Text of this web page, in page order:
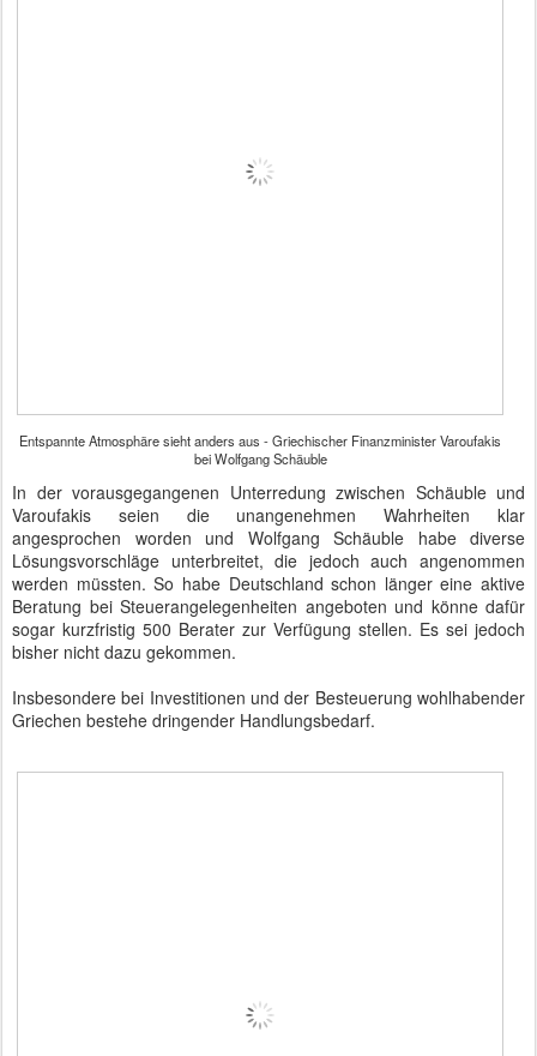
Entspannte Atmosphäre sieht anders aus - Griechischer Finanzminister Varoufakis
bei Wolfgang Schäuble
In der vorausgegangenen Unterredung zwischen Schäuble und
Varoufakis seien die unangenehmen Wahrheiten klar
angesprochen worden und Wolfgang Schäuble habe diverse
Lösungsvorschläge unterbreitet, die jedoch auch angenommen
werden müssten. So habe Deutschland schon länger eine aktive
Beratung bei Steuerangelegenheiten angeboten und könne dafür
sogar kurzfristig 500 Berater zur Verfügung stellen. Es sei jedoch
bisher nicht dazu gekommen.
Insbesondere bei Investitionen und der Besteuerung wohlhabender
Griechen bestehe dringender Handlungsbedarf.